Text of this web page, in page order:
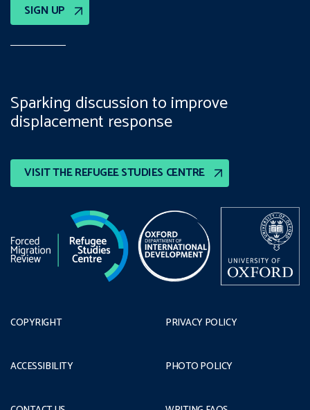
SIGN UP
VISIT THE REFUGEE STUDIES CENTRE
Sparking discussion to improve
displacement response
COPYRIGHT
ACCESSIBILITY
PRIVACY POLICY
PHOTO POLICY